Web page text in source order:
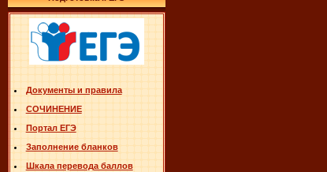
Документы и правила
СОЧИНЕНИЕ
Портал ЕГЭ
Заполнение бланков
Шкала перевода баллов